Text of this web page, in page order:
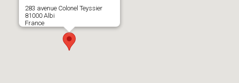
283 avenue Colonel Teyssier
81000 Albi
France